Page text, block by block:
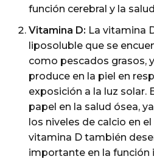
función cerebral y la
Vitamina D: La vitamina
liposoluble que se
como pescados grasos,
produce en la piel en
exposición a la luz solar.
papel en la salud ósea,
los niveles de calcio en
vitamina D también
importante en la función